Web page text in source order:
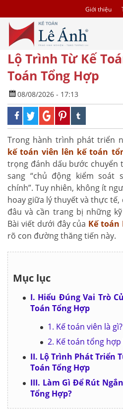
Giới thiệu
Lộ Trình Từ Kế
Toán Tổng Hợp
08/08/2026 - 17:13
Trong hành trình phát triển
kế toán viên lên kế toán
trọng đánh dấu bước chuyển
sang “chủ động kiểm soát
chính”. Tuy nhiên, không ít
hoay giữa lý thuyết và thực
đâu và cần trang bị những
Bài viết dưới đây của Kế toán
rõ con đường thăng tiến này.
Mục lục
I. Hiểu Đúng Vai Trò
Toán Tổng Hợp
1. Kế toán viên là gì?
2. Kế toán tổng hợp
II. Lộ Trình Phát Triển
Toán Tổng Hợp
III. Làm Gì Để Rút
Tổng Hợp?